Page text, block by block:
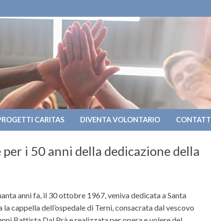
CARITAS DIVENTA VOLONTARIO CONTATTI
i 50 anni della dedicazione della
anni fa, il 30 ottobre 1967, veniva dedicata a Santa
la cappella dell’ospedale di Terni, consacrata dal vescovo